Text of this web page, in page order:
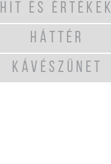
HIT ÉS ÉRTÉKEK
HÁTTÉR
KÁVÉSZÜNET